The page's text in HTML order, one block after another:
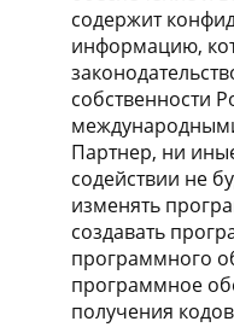
содержит
информацию,
собственности
Партнер, ни
содействии не
изменять
создавать
программного
программное
получения